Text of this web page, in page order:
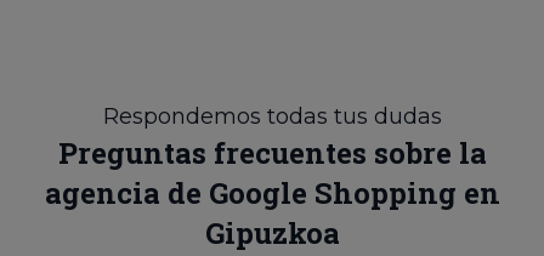
Respondemos todas tus dudas
Preguntas frecuentes sobre la
agencia de Google Shopping en
Gipuzkoa